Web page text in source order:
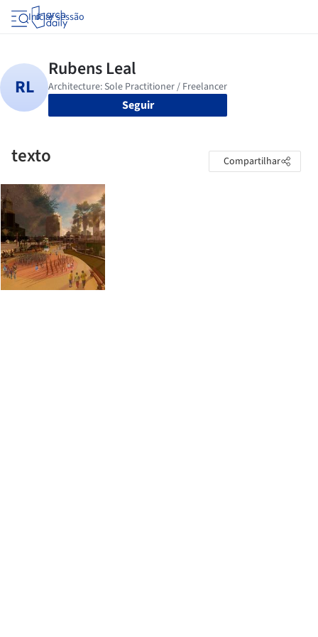
Iniciar sessão
Seguir
texto Compartilhar